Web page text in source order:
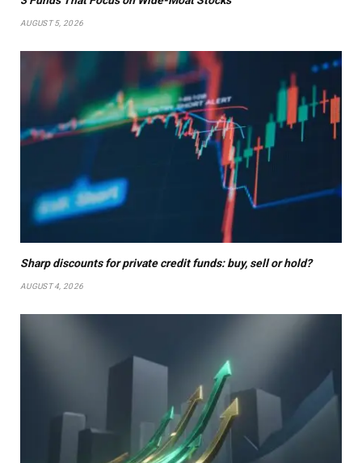
AUGUST 5, 2026
Sharp discounts for private credit funds: buy, sell or hold?
AUGUST 4, 2026